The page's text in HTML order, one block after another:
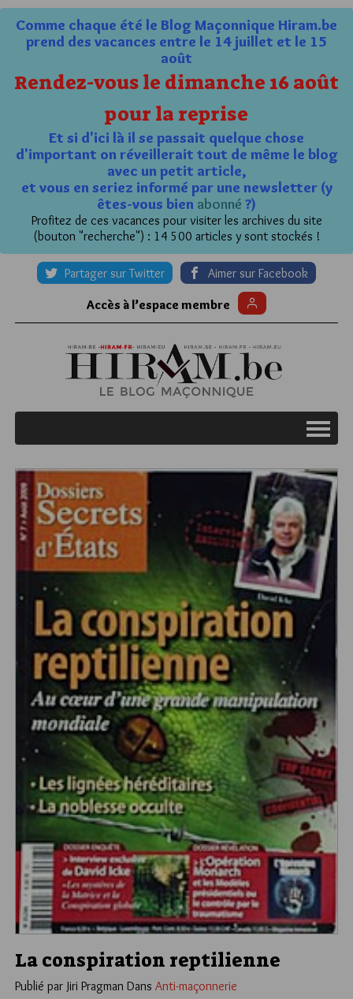
Comme chaque été le Blog Maçonnique Hiram.be
prend des vacances entre le 14 juillet et le 15
août
Rendez-vous le dimanche 16 août
pour la reprise
Et si d'ici là il se passait quelque chose
d'important on réveillerait tout de même le blog
avec un petit article,
et vous en seriez informé par une newsletter (y
êtes-vous bien abonné ?)
Profitez de ces vacances pour visiter les archives du site
(bouton "recherche") : 14 500 articles y sont stockés !
Partager sur Twitter Aimer sur Facebook
Accès à l’espace membre
La conspiration reptilienne
Publié par Jiri Pragman Dans Anti-maçonnerie